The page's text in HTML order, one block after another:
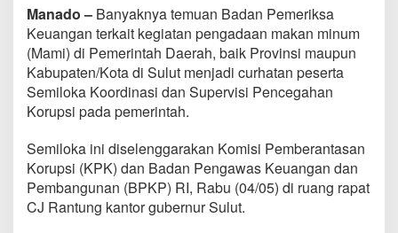
n
B
P
K
P
S
J
e
r
t
Manado – Banyaknya temuan Badan Pemeriksa
Keuangan terkait kegiatan pengadaan makan minum
(Mami) di Pemerintah Daerah, baik Provinsi maupun
Kabupaten/Kota di Sulut menjadi curhatan peserta
Semiloka Koordinasi dan Supervisi Pencegahan
Korupsi pada pemerintah.
Semiloka ini diselenggarakan Komisi Pemberantasan
Korupsi (KPK) dan Badan Pengawas Keuangan dan
Pembangunan (BPKP) RI, Rabu (04/05) di ruang rapat
CJ Rantung kantor gubernur Sulut.